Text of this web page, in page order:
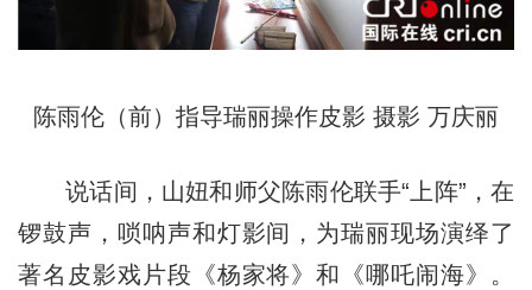
陈雨伦（前）指导瑞丽操作皮影 摄影 万庆丽
说话间，山妞和师父陈雨伦联手“上阵”，在
锣鼓声，唢呐声和灯影间，为瑞丽现场演绎了
著名皮影戏片段《杨家将》和《哪吒闹海》。